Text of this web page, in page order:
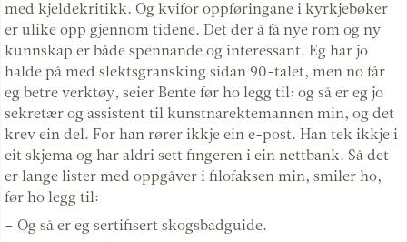
med kjeldekritikk. Og kvifor oppføringane i kyrkjebøker
er ulike opp gjennom tidene. Det der å få nye rom og ny
kunnskap er både spennande og interessant. Eg har jo
halde på med slektsgransking sidan 90-talet, men no får
eg betre verktøy, seier Bente før ho legg til: og så er eg jo
sekretær og assistent til kunstnarektemannen min, og det
krev ein del. For han rører ikkje ein e-post. Han tek ikkje i
eit skjema og har aldri sett fingeren i ein nettbank. Så det
er lange lister med oppgåver i filofaksen min, smiler ho,
før ho legg til:
– Og så er eg sertifisert skogsbadguide.